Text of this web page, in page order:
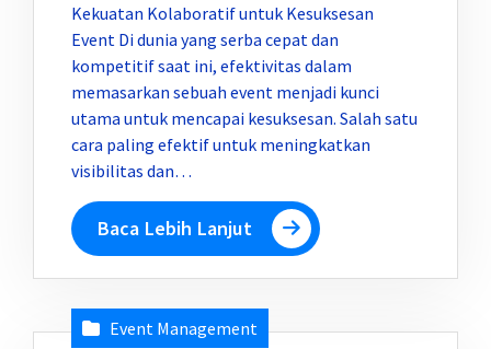
Kekuatan Kolaboratif untuk Kesuksesan
Event Di dunia yang serba cepat dan
kompetitif saat ini, efektivitas dalam
memasarkan sebuah event menjadi kunci
utama untuk mencapai kesuksesan. Salah satu
cara paling efektif untuk meningkatkan
visibilitas dan…
Baca Lebih Lanjut
Event Management